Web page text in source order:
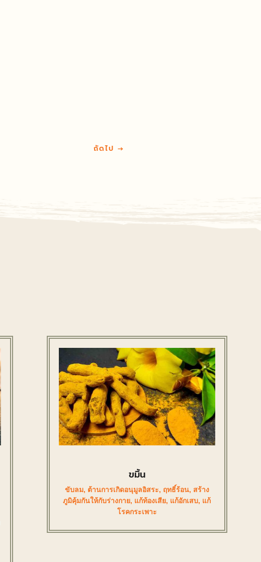
ถัดไป →
ขมิ้น
ขับลม, ต้านการเกิดอนุมูลอิสระ, ฤทธิ์ร้อน, สร้าง
ภูมิคุ้มกันให้กับร่างกาย, แก้ท้องเสีย, แก้อักเสบ, แก้
โรคกระเพาะ